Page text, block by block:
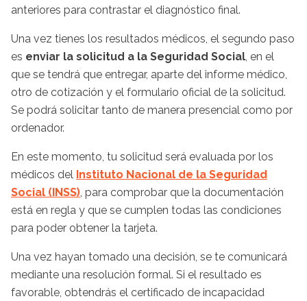
anteriores para contrastar el diagnóstico final.
Una vez tienes los resultados médicos, el segundo paso
es enviar la solicitud a la Seguridad Social, en el
que se tendrá que entregar, aparte del informe médico,
otro de cotización y el formulario oficial de la solicitud.
Se podrá solicitar tanto de manera presencial como por
ordenador.
En este momento, tu solicitud será evaluada por los
médicos del Instituto Nacional de la Seguridad
Social (INSS), para comprobar que la documentación
está en regla y que se cumplen todas las condiciones
para poder obtener la tarjeta.
Una vez hayan tomado una decisión, se te comunicará
mediante una resolución formal. Si el resultado es
favorable, obtendrás el certificado de incapacidad